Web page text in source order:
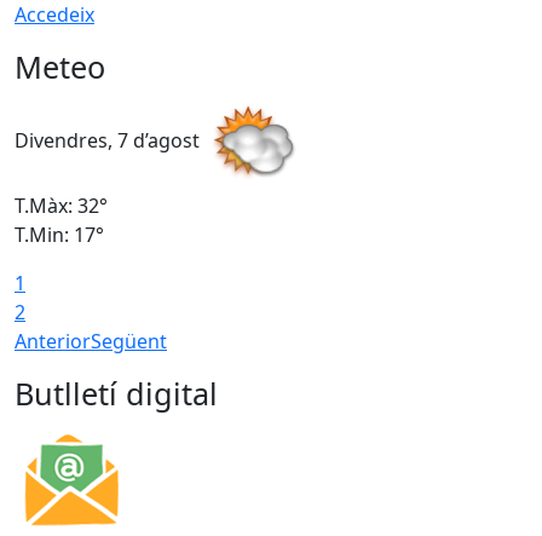
Accedeix
Meteo
Divendres, 7 d’agost
T.Màx: 32°
T.Min: 17°
1
2
AnteriorSegüent
Butlletí digital